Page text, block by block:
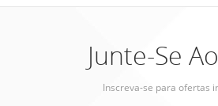
Junte-Se
Inscreva-se para ofertas